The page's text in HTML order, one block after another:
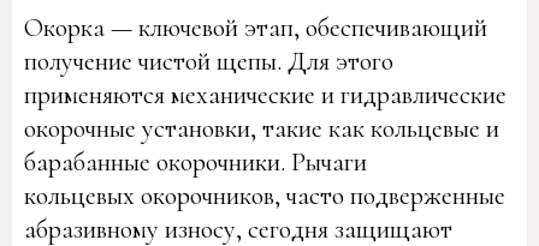
Окорка — ключевой этап, обеспечивающий
получение чистой щепы. Для этого
применяются механические и гидравлические
окорочные установки, такие как кольцевые и
барабанные окорочники. Рычаги
кольцевых окорочников, часто подверженные
абразивному износу, сегодня защищают